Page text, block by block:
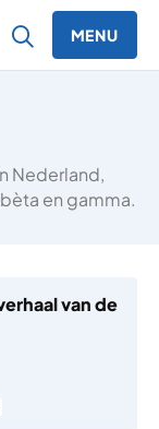
MENU
Nederland,
en gamma.
van de